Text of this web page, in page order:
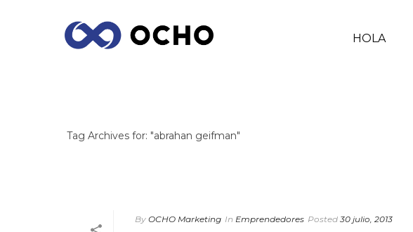
HOLA
Tag Archives for: "abrahan geifman"
By OCHO Marketing In Emprendedores Posted 30 julio, 2013